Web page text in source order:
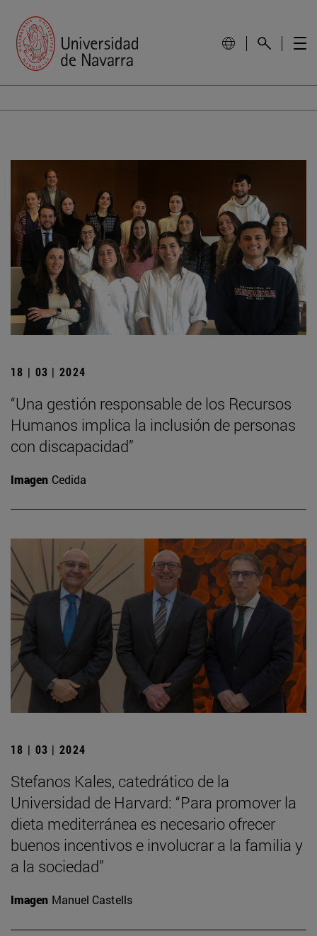
18 | 03 | 2024
“Una gestión responsable de los Recursos
Humanos implica la inclusión de personas
con discapacidad”
Imagen Cedida
18 | 03 | 2024
Stefanos Kales, catedrático de la
Universidad de Harvard: “Para promover la
dieta mediterránea es necesario ofrecer
buenos incentivos e involucrar a la familia y
a la sociedad”
Imagen Manuel Castells